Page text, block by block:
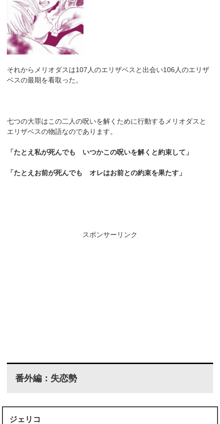
それからメリオダスは107人のエリザベスと出会い106人のエリザ
ベスの最期を看取った。
七つの大罪はこの二人の呪いを解くために行動するメリオダスと
エリザベスの物語なのであります。
「たとえ私が死んでも いつかこの呪いを解くと約束して」
「たとえお前が死んでも オレはお前との約束を果たす」
スポンサーリンク
番外編：失恋勢
ジェリコ